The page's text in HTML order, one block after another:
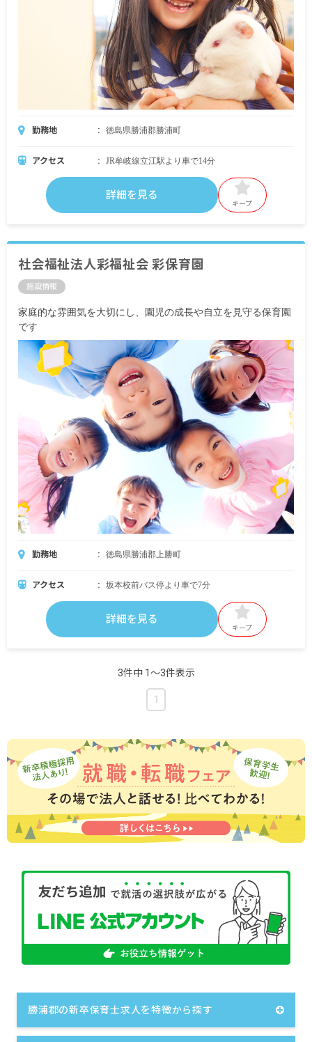
勤務地 徳島県勝浦郡勝浦町
アクセス JR牟岐線立江駅より車で14分
詳細を見る
キープ
社会福祉法人彩福祉会 彩保育園
施設情報
家庭的な雰囲気を大切にし、園児の成長や自立を見守る保育園
です
勤務地 徳島県勝浦郡上勝町
アクセス 坂本校前バス停より車で7分
詳細を見る
キープ
3件中 1〜3件表示
1
勝浦郡の新卒保育士求人を特徴から探す